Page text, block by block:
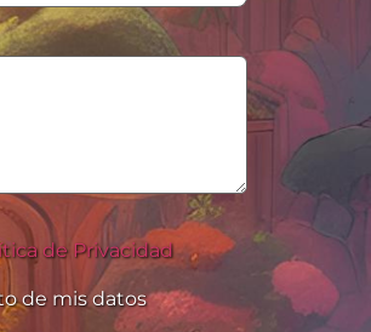
de Privacidad
de mis datos